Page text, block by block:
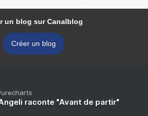
un blog sur Canalblog
Créer un blog
raconte "Avant de partir"